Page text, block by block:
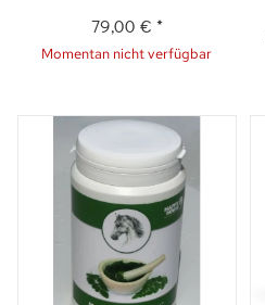
79,00 € *
Momentan nicht verfügbar